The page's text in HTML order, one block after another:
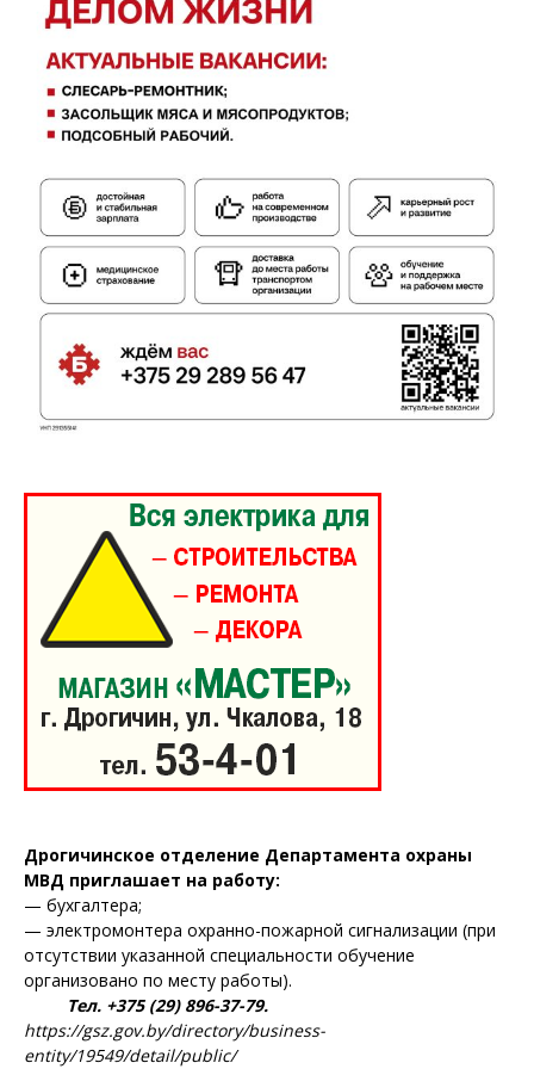
Дрогичинское отделение Департамента охраны
МВД приглашает на работу:
— бухгалтера;
— электромонтера охранно-пожарной сигнализации (при
отсутствии указанной специальности обучение
организовано по месту работы).
Тел. +375 (29) 896-37-79.
https://gsz.gov.by/directory/business-
entity/19549/detail/public/